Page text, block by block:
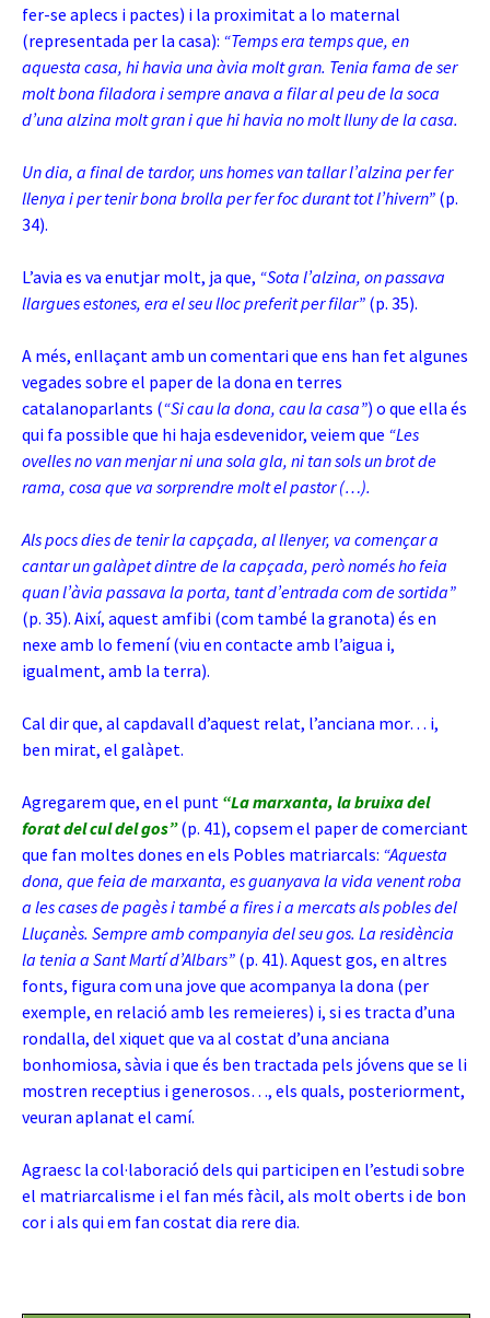
fer-se aplecs i pactes) i la proximitat a lo maternal
(representada per la casa): “Temps era temps que, en
aquesta casa, hi havia una àvia molt gran. Tenia fama de ser
molt bona filadora i sempre anava a filar al peu de la soca
d’una alzina molt gran i que hi havia no molt lluny de la casa.
Un dia, a final de tardor, uns homes van tallar l’alzina per fer
llenya i per tenir bona brolla per fer foc durant tot l’hivern” (p.
34).
L’avia es va enutjar molt, ja que, “Sota l’alzina, on passava
llargues estones, era el seu lloc preferit per filar” (p. 35).
A més, enllaçant amb un comentari que ens han fet algunes
vegades sobre el paper de la dona en terres
catalanoparlants (“Si cau la dona, cau la casa”) o que ella és
qui fa possible que hi haja esdevenidor, veiem que “Les
ovelles no van menjar ni una sola gla, ni tan sols un brot de
rama, cosa que va sorprendre molt el pastor (…).
Als pocs dies de tenir la capçada, al llenyer, va començar a
cantar un galàpet dintre de la capçada, però només ho feia
quan l’àvia passava la porta, tant d’entrada com de sortida”
(p. 35). Així, aquest amfibi (com també la granota) és en
nexe amb lo femení (viu en contacte amb l’aigua i,
igualment, amb la terra).
Cal dir que, al capdavall d’aquest relat, l’anciana mor… i,
ben mirat, el galàpet.
Agregarem que, en el punt “La marxanta, la bruixa del
forat del cul del gos”(p. 41), copsem el paper de comerciant
que fan moltes dones en els Pobles matriarcals: “Aquesta
dona, que feia de marxanta, es guanyava la vida venent roba
a les cases de pagès i també a fires i a mercats als pobles del
Lluçanès. Sempre amb companyia del seu gos. La residència
la tenia a Sant Martí d’Albars” (p. 41). Aquest gos, en altres
fonts, figura com una jove que acompanya la dona (per
exemple, en relació amb les remeieres) i, si es tracta d’una
rondalla, del xiquet que va al costat d’una anciana
bonhomiosa, sàvia i que és ben tractada pels jóvens que se li
mostren receptius i generosos…, els quals, posteriorment,
veuran aplanat el camí.
Agraesc la col·laboració dels qui participen en l’estudi sobre
el matriarcalisme i el fan més fàcil, als molt oberts i de bon
cor i als qui em fan costat dia rere dia.